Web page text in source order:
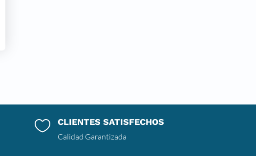
 CLIENTES SATISFECHOS
Calidad Garantizada